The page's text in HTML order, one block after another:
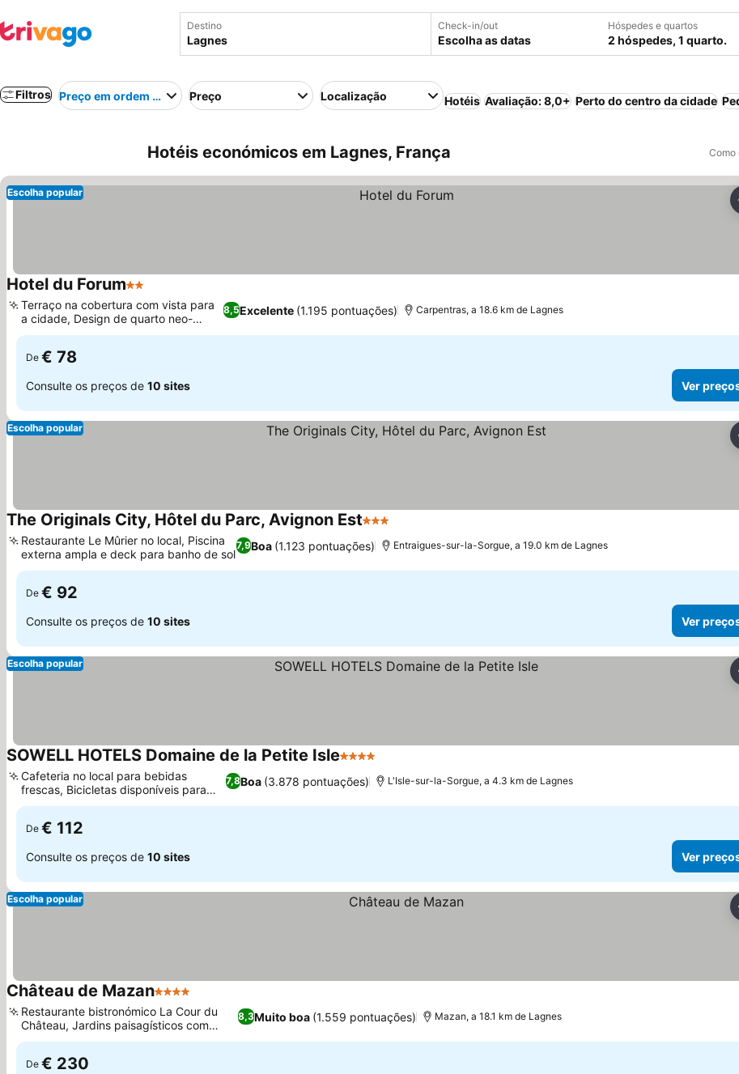
Destino Check-in/out
Escolha as datas
Hóspedes e quartos
2 hóspedes, 1 quarto.
Filtros Preço em ordem crescentePreço Localização Hotéis Avaliação: 8,0+ Perto do centro da cidade
Hotéis económicos em Lagnes, França Como
Escolha popular
Hotel du Forum2 Estrelas
8,5Excelente (1.195 pontuações)
Terraço na cobertura com vista para
a cidade, Design de quarto neo-
provençal
Carpentras, a 18.6 km de Lagnes
De € 78
Consulte os preços de 10 sites Ver
Escolha popular
The Originals City, Hôtel du Parc, Avignon Est3 Estrelas
7,9Boa (1.123 pontuações)
Restaurante Le Mûrier no local, Piscina
externa ampla e deck para banho de sol
Entraigues-sur-la-Sorgue, a 19.0 km de Lagnes
De € 92
Consulte os preços de 10 sites Ver
Escolha popular
SOWELL HOTELS Domaine de la Petite Isle4 Estrelas
7,8Boa (3.878 pontuações)
Cafeteria no local para bebidas
frescas, Bicicletas disponíveis para
aluguel
L'Isle-sur-la-Sorgue, a 4.3 km de Lagnes
De € 112
Consulte os preços de 10 sites Ver
Escolha popular
Château de Mazan4 Estrelas
8,3Muito boa (1.559 pontuações)
Restaurante bistronómico La Cour du
Château, Jardins paisagísticos com
piscina exterior
Mazan, a 18.1 km de Lagnes
De € 230